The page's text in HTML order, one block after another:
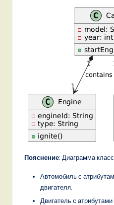
Пояснение: Диаграмма
Автомобиль с
двигателя.
Двигатель с